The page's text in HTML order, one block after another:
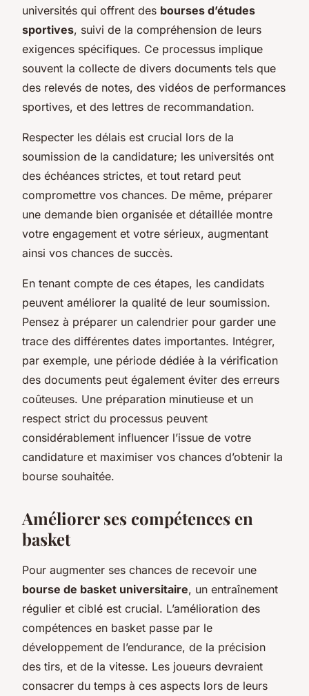
universités qui offrent des bourses d’études
sportives, suivi de la compréhension de leurs
exigences spécifiques. Ce processus implique
souvent la collecte de divers documents tels que
des relevés de notes, des vidéos de performances
sportives, et des lettres de recommandation.
Respecter les délais est crucial lors de la
soumission de la candidature; les universités ont
des échéances strictes, et tout retard peut
compromettre vos chances. De même, préparer
une demande bien organisée et détaillée montre
votre engagement et votre sérieux, augmentant
ainsi vos chances de succès.
En tenant compte de ces étapes, les candidats
peuvent améliorer la qualité de leur soumission.
Pensez à préparer un calendrier pour garder une
trace des différentes dates importantes. Intégrer,
par exemple, une période dédiée à la vérification
des documents peut également éviter des erreurs
coûteuses. Une préparation minutieuse et un
respect strict du processus peuvent
considérablement influencer l’issue de votre
candidature et maximiser vos chances d’obtenir la
bourse souhaitée.
Améliorer ses compétences en
basket
Pour augmenter ses chances de recevoir une
bourse de basket universitaire, un entraînement
régulier et ciblé est crucial. L’amélioration des
compétences en basket passe par le
développement de l’endurance, de la précision
des tirs, et de la vitesse. Les joueurs devraient
consacrer du temps à ces aspects lors de leurs